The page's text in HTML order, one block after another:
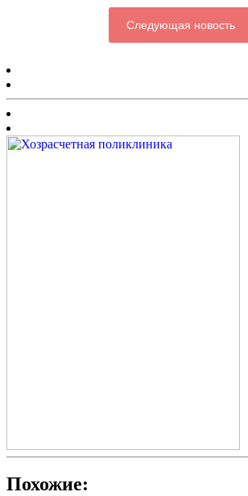
Следующая новость
Похожие: